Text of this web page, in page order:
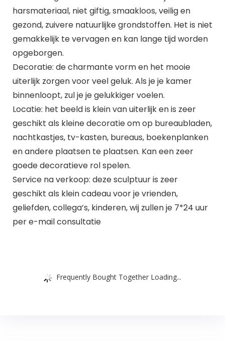
harsmateriaal, niet giftig, smaakloos, veilig en
gezond, zuivere natuurlijke grondstoffen. Het is niet
gemakkelijk te vervagen en kan lange tijd worden
opgeborgen.
Decoratie: de charmante vorm en het mooie
uiterlijk zorgen voor veel geluk. Als je je kamer
binnenloopt, zul je je gelukkiger voelen.
Locatie: het beeld is klein van uiterlijk en is zeer
geschikt als kleine decoratie om op bureaubladen,
nachtkastjes, tv-kasten, bureaus, boekenplanken
en andere plaatsen te plaatsen. Kan een zeer
goede decoratieve rol spelen.
Service na verkoop: deze sculptuur is zeer
geschikt als klein cadeau voor je vrienden,
geliefden, collega’s, kinderen, wij zullen je 7*24 uur
per e-mail consultatie
Frequently Bought Together Loading...